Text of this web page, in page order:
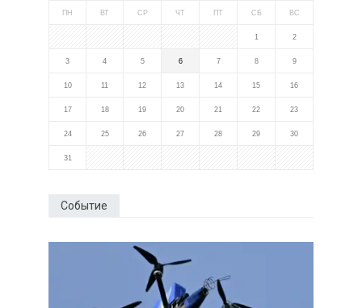
ПН ВТ СР ЧТ ПТ СБ ВС
1 2
3 4 5 6 7 8 9
10 11 12 13 14 15 16
17 18 19 20 21 22 23
24 25 26 27 28 29 30
31
Событие